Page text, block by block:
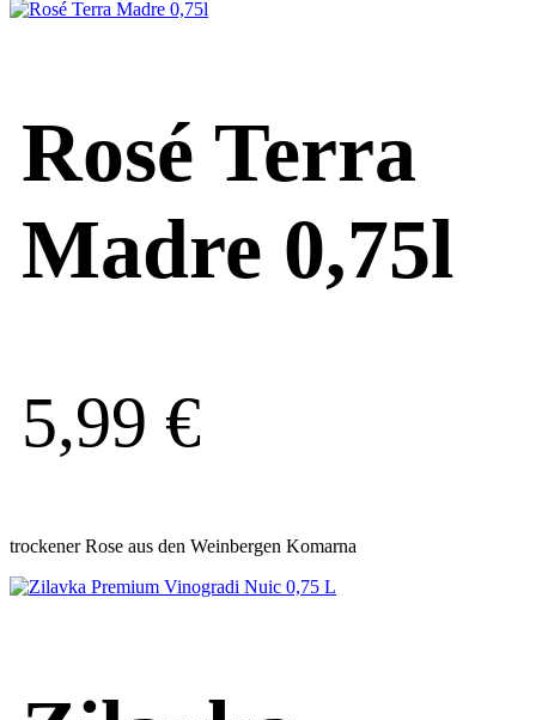
Rosé Terra
Madre 0,75l
5,99 €
trockener Rose aus den Weinbergen Komarna